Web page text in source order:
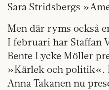
Sara Stridsbergs
Men där ryms också
I februari har Staffan
Bente Lycke Möller
»Kärlek och politik«.
Anna Takanen nu